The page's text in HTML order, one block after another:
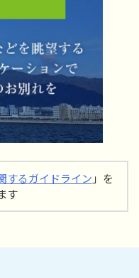
するガイドライン 」を
す